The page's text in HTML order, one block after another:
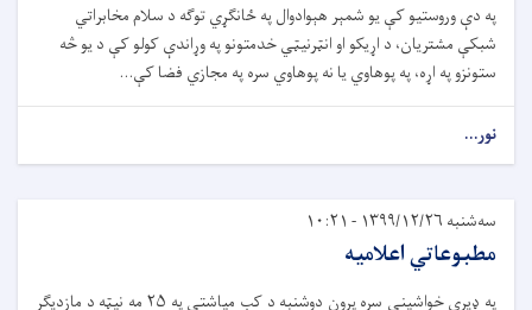
په دې وروستیو کې یو شمېر هېوادوال په ځانګړي توګه د سلام مخابراتي
شبکې مشتریان، د اړیکو او انټرنیټي خدمتونو په وړاندې کولو کې د یو څه
ستونزو په اړه، په پوهاوي یا نه پوهاوي سره په مجازي فضا کې...
نور...
سه‌شنبه ۱۳۹۹/۱۲/۲۶ - ۱۰:۲۱
مطبوعاتي اعلامیه
په ډیرې خواشینې سره پرون دوشنبه د کب میاشتې په ۲۵ مه نیټه د مازدیګر